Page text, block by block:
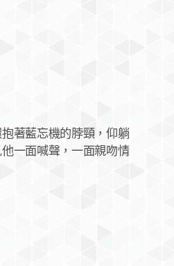
藍忘機的脖頸，仰躺
一面喊聲，一面親吻情